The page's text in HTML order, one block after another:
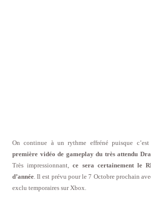
On continue à un rythme effréné puisque
première vidéo de gameplay du très attendu
Très impressionnant,ce sera certainement le
d’année . Il est prévu pour le 7 Octobre prochain
exclu temporaires sur Xbox.